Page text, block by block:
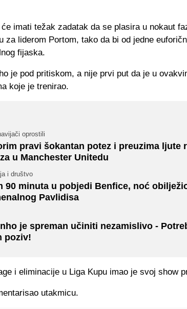
imati težak zadatak da se plasira u nokaut
za liderom Portom, tako da bi od jedne
fijaska.
je pod pritiskom, a nije prvi put da je u
koje je trenirao.
oprostili
pravi šokantan potez i preuzima ljute
u Manchester Unitedu
i društvo
90 minuta u pobjedi Benfice, noć
Pavlidisa
je spreman učiniti nezamislivo -
poziv!
i eliminacije u Liga Kupu imao je svoj show
utakmicu.